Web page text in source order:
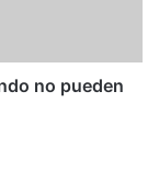
no pueden